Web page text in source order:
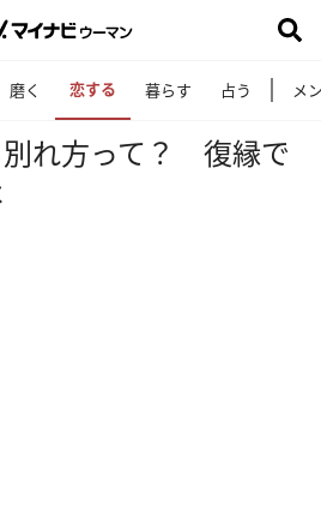
磨く 恋する 暮らす 占う メ
れ方って？ 復縁で